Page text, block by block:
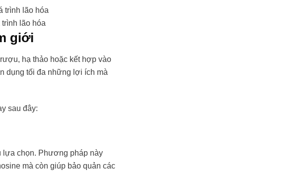
lão hóa
giới
hạ thảo hoặc kết hợp vào
dụng tối đa những lợi ích mà
sau đây:
lựa chọn. Phương pháp này
mà còn giúp bảo quản các